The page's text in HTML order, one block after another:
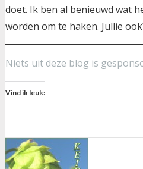
doet. Ik ben al benieuwd wat
worden om te haken. Jullie
Niets uit deze blog is
Vind ik leuk: